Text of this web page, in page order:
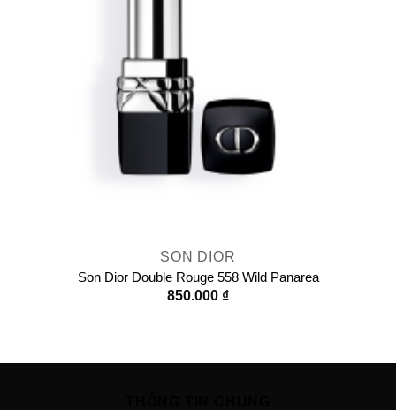
SON DIOR
Son Dior Double Rouge 558 Wild Panarea
850.000 ₫